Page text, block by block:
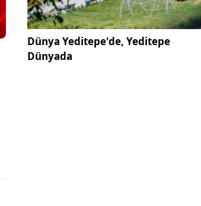
Dünya Yeditepe'de, Yeditepe
Dünyada